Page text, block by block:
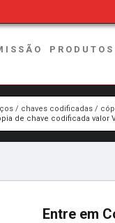
PRODUTOS
chaves codificadas
de chave codificada valor
Entre em